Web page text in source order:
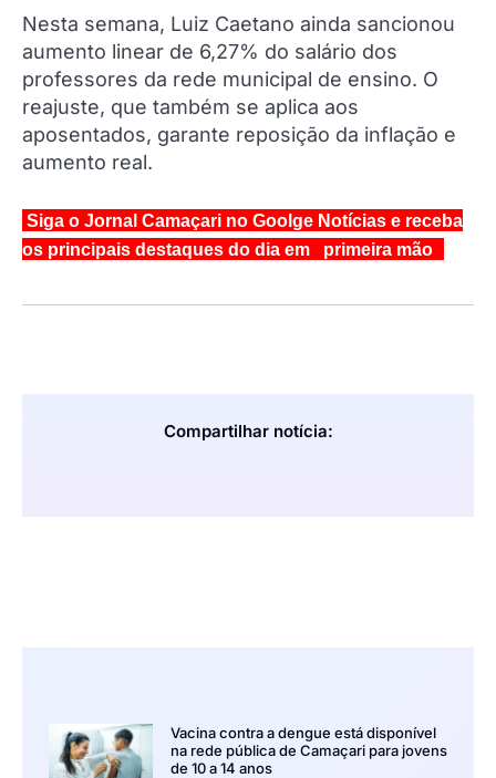
Nesta semana, Luiz Caetano ainda sancionou
aumento linear de 6,27% do salário dos
professores da rede municipal de ensino. O
reajuste, que também se aplica aos
aposentados, garante reposição da inflação e
aumento real.
Siga o Jornal Camaçari no Goolge Notícias e receba
os principais destaques do dia em primeira mão
Compartilhar notícia:
Vacina contra a dengue está disponível
na rede pública de Camaçari para jovens
de 10 a 14 anos